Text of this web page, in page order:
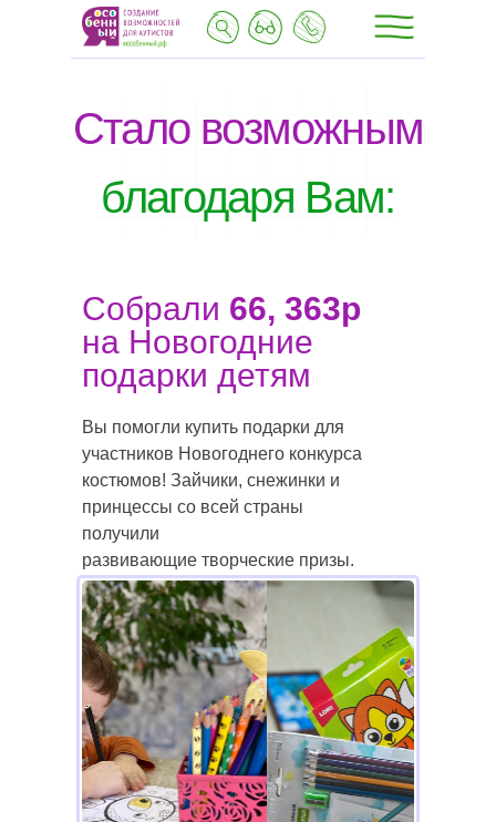
Стало возможным
благодаря Вам:
Собрали 66, 363р
на Новогодние
подарки детям
Вы помогли купить подарки для
участников Новогоднего конкурса
костюмов! Зайчики, снежинки и
принцессы со всей страны
получили
развивающие творческие призы.